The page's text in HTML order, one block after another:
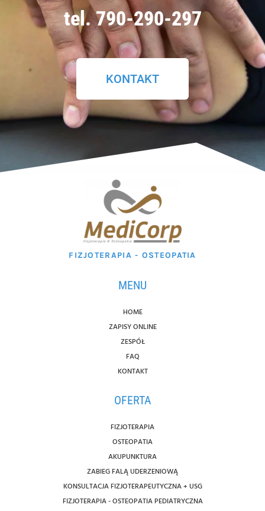
tel. 790-290-297
KONTAKT
FIZJOTERAPIA - OSTEOPATIA
MENU
HOME
ZAPISY ONLINE
ZESPÓŁ
FAQ
KONTAKT
OFERTA
FIZJOTERAPIA
OSTEOPATIA
AKUPUNKTURA
ZABIEG FALĄ UDERZENIOWĄ
KONSULTACJA FIZJOTERAPEUTYCZNA + USG
FIZJOTERAPIA - OSTEOPATIA PEDIATRYCZNA